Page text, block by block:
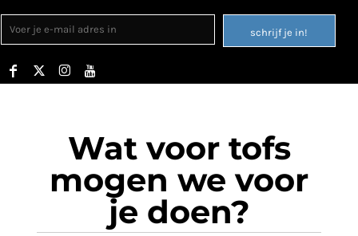
schrijf je in!
Wat voor tofs
mogen we voor
je doen?